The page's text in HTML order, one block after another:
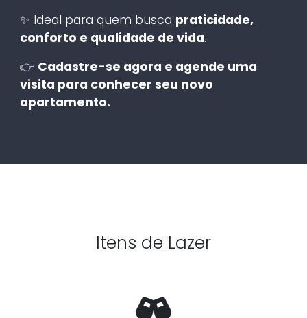
✨ Ideal para quem busca praticidade,
conforto e qualidade de vida.
👉 Cadastre-se agora e agende uma
visita para conhecer seu novo
apartamento.
Itens de Lazer